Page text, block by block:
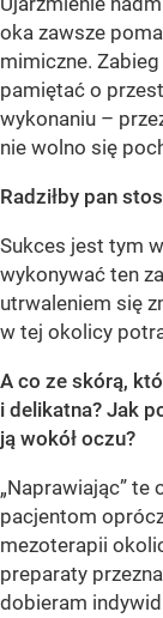
oka zawsze
mimiczne.
pamiętać o
wykonaniu –
nie wolno się
Radziłby pan
Sukces jest tym
wykonywać ten
utrwaleniem się
w tej okolicy
A co ze skórą,
i delikatna? Jak
ją wokół oczu?
„Naprawiając”
pacjentom
mezoterapii
preparaty
dobieram